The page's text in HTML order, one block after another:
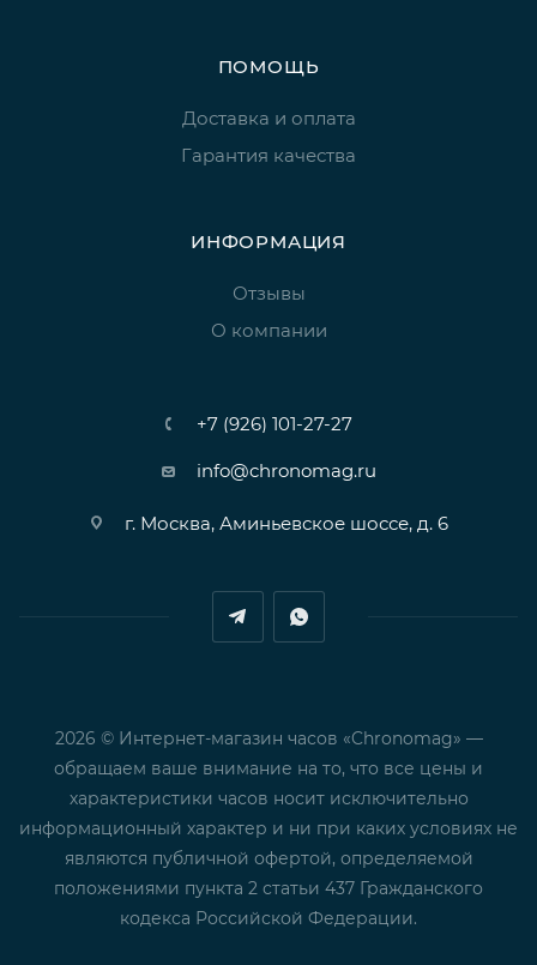
ПОМОЩЬ
Доставка и оплата
Гарантия качества
ИНФОРМАЦИЯ
Отзывы
О компании
+7 (926) 101-27-27
info@chronomag.ru
г. Москва, Аминьевское шоссе, д. 6
2026 © Интернет-магазин часов «Chronomag» —
обращаем ваше внимание на то, что все цены и
характеристики часов носит исключительно
информационный характер и ни при каких условиях не
являются публичной офертой, определяемой
положениями пункта 2 статьи 437 Гражданского
кодекса Российской Федерации.